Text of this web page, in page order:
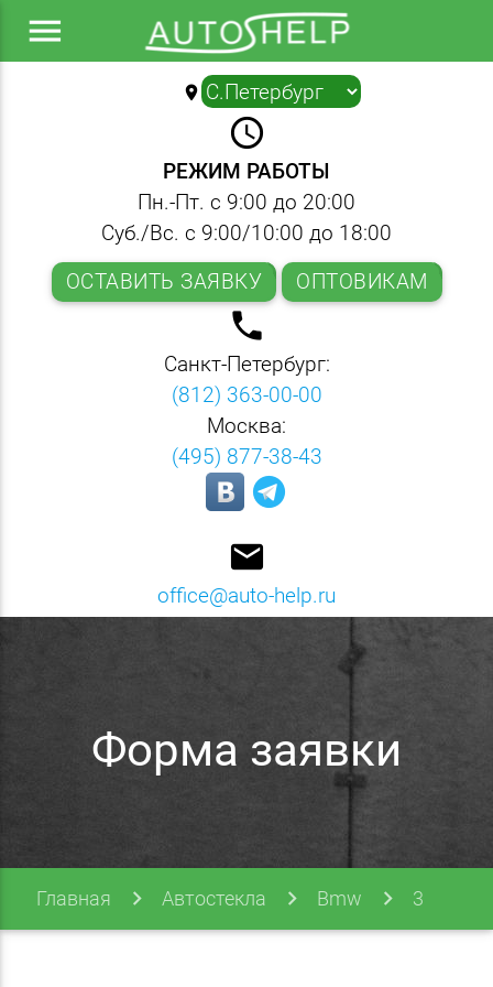
menu
location_on ▼
query_builder
РЕЖИМ РАБОТЫ
Пн.-Пт. с 9:00 до 20:00
Суб./Вс. с 9:00/10:00 до 18:00
ОСТАВИТЬ ЗАЯВКУ
ОПТОВИКАМ
local_phone
Санкт-Петербург:
(812) 363-00-00
Москва:
(495) 877-38-43
email
office@auto-help.ru
Форма заявки
Главная Автостекла Bmw 3